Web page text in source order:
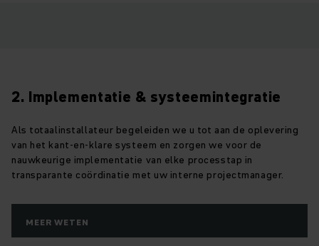
2. Implementatie & systeemintegratie
Als totaalinstallateur begeleiden we u tot aan de oplevering
van het kant-en-klare systeem en zorgen we voor de
nauwkeurige implementatie van elke processtap in
transparante coördinatie met uw interne projectmanager.
MEER WETEN